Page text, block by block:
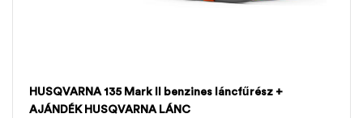
HUSQVARNA 135 Mark II benzines láncfűrész +
AJÁNDÉK HUSQVARNA LÁNC